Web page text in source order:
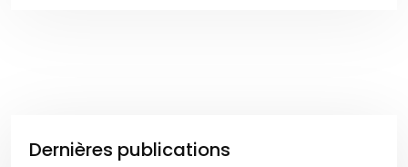
Dernières publications